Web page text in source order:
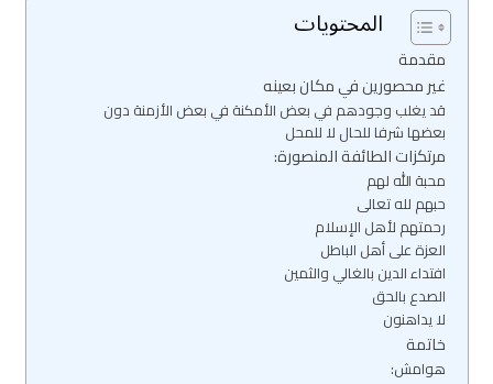
المحتويات
مقدمة
غير محصورين في مكان بعينه
قد يغلب وجودهم في بعض الأمكنة في بعض الأزمنة دون
بعضها شرفا للحال لا للمحل
مرتكزات الطائفة المنصورة:
محبة الله لهم
حبهم لله تعالى
رحمتهم لأهل الإسلام
العزة على أهل الباطل
افتداء الدين بالغالي والثمين
الصدع بالحق
لا يداهنون
خاتمة
هوامش: